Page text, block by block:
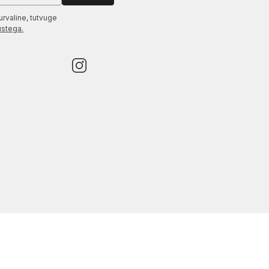
tutvuge